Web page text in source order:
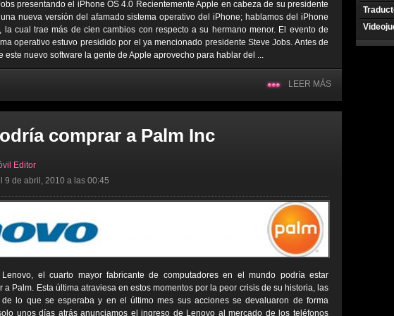
presentando el iPhone OS 4.0 Recientemente Apple en cabeza de su presidente
nueva versión del afamado sistema operativo del iPhone; hablamos del iPhone
la cual trae más de cien cambios con respecto a su hermano menor. El evento de
operativo estuvo presidido por el ya mencionado presidente Steve Jobs. Antes de
este nuevo software la gente de Apple aprovecho para hablar del ...
LEER MÁS
comprar a Palm Inc
Editor
9 de abril, 2010 a las 00:45
el cuarto mayor fabricante de computadores en el mundo podría estar
a Palm. Esta última atraviesa en estos momentos por la peor crisis de su historia, las
lo que se esperaba y en el último mes sus acciones se devaluaron de forma
unos días atrás anunciamos el ingreso de Lenovo al mercado de los teléfonos